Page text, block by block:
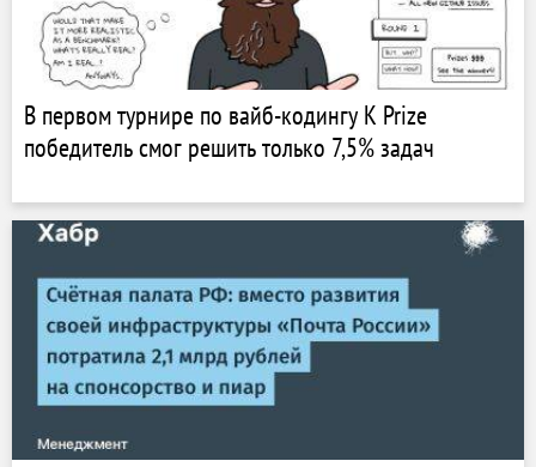
В первом турнире по вайб-кодингу K Prize
победитель смог решить только 7,5% задач